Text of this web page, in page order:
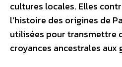
cultures locales. Elles
l’histoire des origines de
utilisées pour transmettre
croyances ancestrales